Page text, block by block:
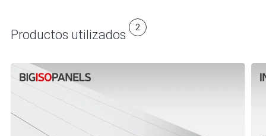
Productos utilizados 2